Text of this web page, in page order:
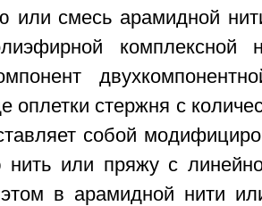
или смесь арамидной
оплетки стержня с
собой
нить или пряжу с
в арамидной нити